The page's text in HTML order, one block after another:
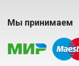
Мы принимаем